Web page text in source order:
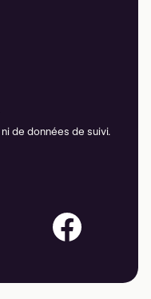
de données de suivi.